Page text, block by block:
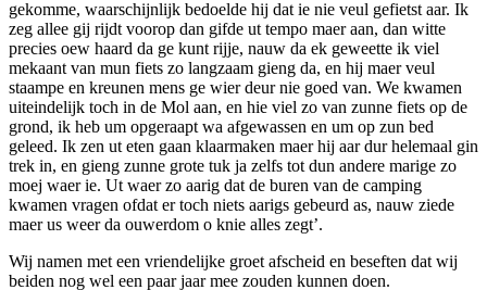
gekomme, waarschijnlijk bedoelde hij dat ie nie veul gefietst aar. Ik
zeg allee gij rijdt voorop dan gifde ut tempo maer aan, dan witte
precies oew haard da ge kunt rijje, nauw da ek geweette ik viel
mekaant van mun fiets zo langzaam gieng da, en hij maer veul
staampe en kreunen mens ge wier deur nie goed van. We kwamen
uiteindelijk toch in de Mol aan, en hie viel zo van zunne fiets op de
grond, ik heb um opgeraapt wa afgewassen en um op zun bed
geleed. Ik zen ut eten gaan klaarmaken maer hij aar dur helemaal gin
trek in, en gieng zunne grote tuk ja zelfs tot dun andere marige zo
moej waer ie. Ut waer zo aarig dat de buren van de camping
kwamen vragen ofdat er toch niets aarigs gebeurd as, nauw ziede
maer us weer da ouwerdom o knie alles zegt’.
Wij namen met een vriendelijke groet afscheid en beseften dat wij
beiden nog wel een paar jaar mee zouden kunnen doen.